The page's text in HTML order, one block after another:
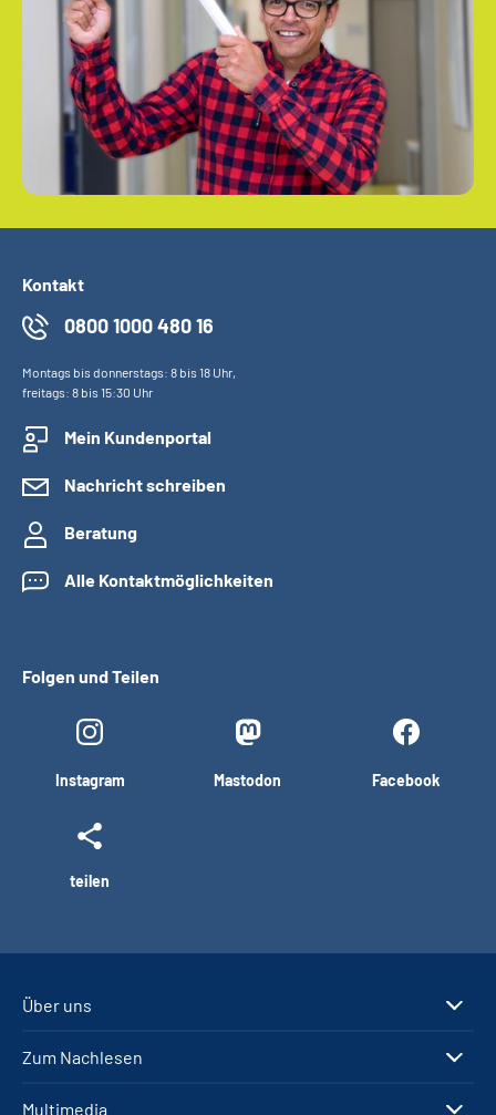
Kontakt
0800 1000 480 16
Montags bis donnerstags: 8 bis 18 Uhr,
freitags: 8 bis 15:30 Uhr
Mein Kundenportal
Nachricht schreiben
Beratung
Alle Kontaktmöglichkeiten
Folgen und Teilen
Instagram Mastodon Facebook
teilen
Über uns
Zum Nachlesen
Multimedia